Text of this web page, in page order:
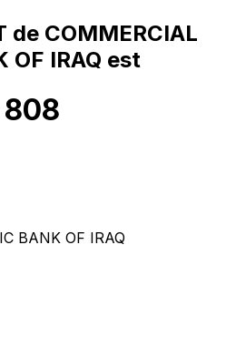
de COMMERCIAL
OF IRAQ est
808
BANK OF IRAQ